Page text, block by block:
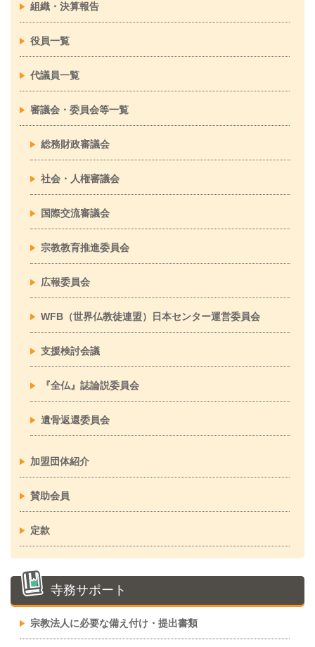
組織・決算報告
役員一覧
代議員一覧
審議会・委員会等一覧
総務財政審議会
社会・人権審議会
国際交流審議会
宗教教育推進委員会
広報委員会
WFB（世界仏教徒連盟）日本センター運営委員会
支援検討会議
『全仏』誌論説委員会
遺骨返還委員会
加盟団体紹介
賛助会員
定款
寺務サポート
宗教法人に必要な備え付け・提出書類